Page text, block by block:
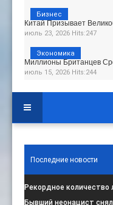
Китай Призывает
июль 23, 2026 Hits:247
Бизнес
Миллионы Британцев
июль 15, 2026 Hits:244
Экономика
Последние новости
Рекордное количество
программу по борьбе с
Бывший неонацист